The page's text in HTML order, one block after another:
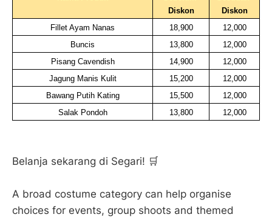
Diskon
Diskon
Fillet Ayam Nanas
18,900
12,000
Buncis
13,800
12,000
Pisang Cavendish
14,900
12,000
Jagung Manis Kulit
15,200
12,000
Bawang Putih Kating
15,500
12,000
Salak Pondoh
13,800 12,000
Belanja sekarang di Segari! 🛒
A broad costume category can help organise
choices for events, group shoots and themed